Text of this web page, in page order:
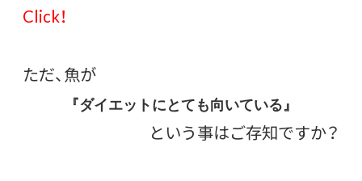
Click！
ただ、魚が
『ダイエットにとても向いている』
という事はご存知ですか？